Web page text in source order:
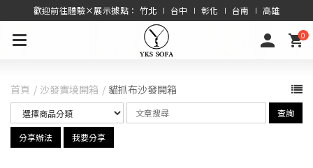
歡迎前往體驗×展示據點： 竹北 ∣ 台中 ∣ 彰化 ∣ 台南 ∣ 高雄
0
首頁 沙發實境開箱 貓抓布沙發開箱
查詢
分享辦法 我要分享